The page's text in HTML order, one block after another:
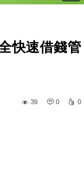
快速借錢管
39
0 0